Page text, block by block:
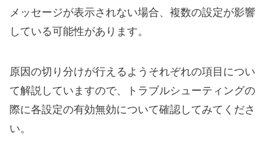
メッセージが表示されない場合、複数の設定が影響
している可能性があります。
原因の切り分けが行えるようそれぞれの項目につい
て解説していますので、トラブルシューティングの
際に各設定の有効無効について確認してみてくださ
い。